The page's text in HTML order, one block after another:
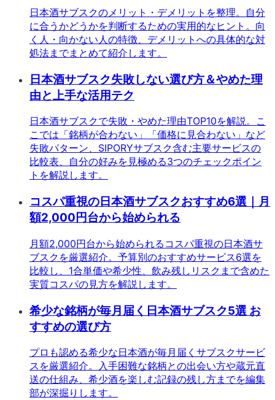
日本酒サブスクのメリット・デメリットを整理。自分
に合うかどうかを判断するための実用的なヒント。向
く人・向かない人の特徴、デメリットへの具体的な対
処法までまとめて紹介します。
日本酒サブスク失敗しない選び方＆やめた理
由と上手な活用テク
日本酒サブスクで失敗・やめた理由TOP10を解説。こ
こでは「銘柄が合わない」「価格に見合わない」など
失敗パターン、SIPORYサブスク含む主要サービスの
比較表、自分の好みを見極める3つのチェックポイン
トを解説します。
コスパ重視の日本酒サブスクおすすめ6選｜月
額2,000円台から始められる
月額2,000円台から始められるコスパ重視の日本酒サ
ブスクを厳選紹介。予算別のおすすめサービス6選を
比較し、1合単価や希少性、飲み残しリスクまで含めた
実質コスパの見方を解説します。
希少な銘柄が毎月届く日本酒サブスク5選 お
すすめの選び方
プロも認める希少な日本酒が毎月届くサブスクサービ
スを厳選紹介。入手困難な銘柄との出会い方や蔵元直
送の仕組み、希少酒を楽しむ記録の残し方までを編集
部が深掘りします。